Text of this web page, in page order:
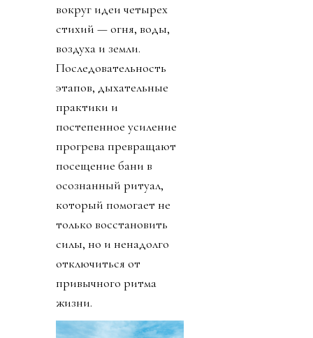
вокруг идеи четырех
стихий — огня, воды,
воздуха и земли.
Последовательность
этапов, дыхательные
практики и
постепенное усиление
прогрева превращают
посещение бани в
осознанный ритуал,
который помогает не
только восстановить
силы, но и ненадолго
отключиться от
привычного ритма
жизни.